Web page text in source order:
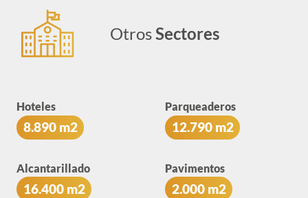
OtrosSectores
Hoteles
8.890 m2
Parqueaderos
12.790 m2
Alcantarillado
16.400 m2
Pavimentos
2.000 m2